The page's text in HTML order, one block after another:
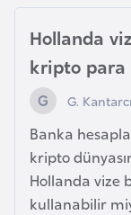
Hollanda
kripto
G.
Banka
kripto
Hollanda vize
kullanabilir
e
m
o
r
a
t
i
k